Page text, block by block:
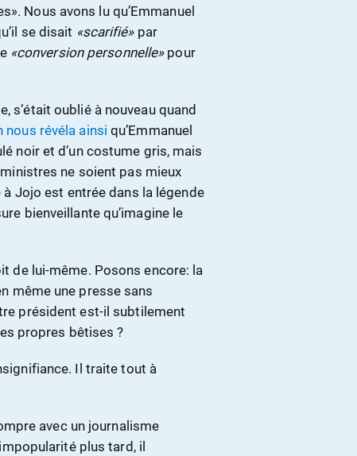
Nous avons lu qu’Emmanuel
se disait «scarifié»par
«conversion personnelle»pour
s’était oublié à nouveau quand
nous révéla ainsiqu’Emmanuel
noir et d’un costume gris, mais
ne soient pas mieux
à Jojo est entrée dans la légende
bienveillante qu’imagine le
de lui-même. Posons encore: la
même une presse sans
président est-il subtilement
propres bêtises ?
Il traite tout à
avec un journalisme
plus tard, il